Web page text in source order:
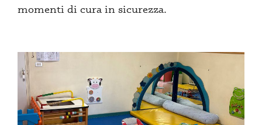
momenti di cura in sicurezza.